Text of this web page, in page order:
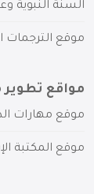
السنة النبوية
موقع الترجمات
مواقع تطوير
موقع مهارات
موقع المكتبة